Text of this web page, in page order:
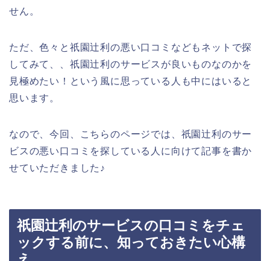
せん。
ただ、色々と祇園辻利の悪い口コミなどもネットで探
してみて、、祇園辻利のサービスが良いものなのかを
見極めたい！という風に思っている人も中にはいると
思います。
なので、今回、こちらのページでは、祇園辻利のサー
ビスの悪い口コミを探している人に向けて記事を書か
せていただきました♪
祇園辻利のサービスの口コミをチェ
ックする前に、知っておきたい心構